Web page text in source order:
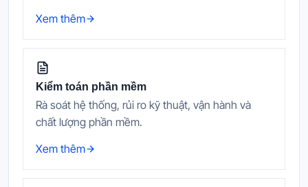
Xem thêm
Kiểm toán phần mềm
Rà soát hệ thống, rủi ro kỹ thuật, vận hành và
chất lượng phần mềm.
Xem thêm